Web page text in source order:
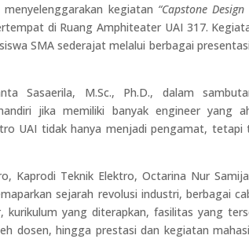
kegiatan “Capstone Design
di Ruang Amphiteater UAI 317.
SMA sederajat melalui berbagai
Sasaerila, M.Sc., Ph.D., dalam
jika memiliki banyak engineer yang
UAI tidak hanya menjadi pengamat, tetapi
Kaprodi Teknik Elektro, Octarina Nur
sejarah revolusi industri, berbagai
yang diterapkan, fasilitas yang
dosen, hingga prestasi dan kegiatan